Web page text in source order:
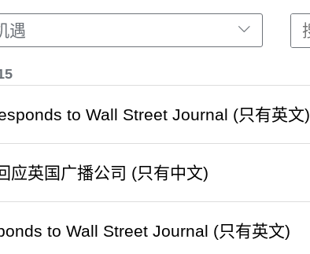
遇
to Wall Street Journal (只有英文)
应英国广播公司 (只有中文)
to Wall Street Journal (只有英文)